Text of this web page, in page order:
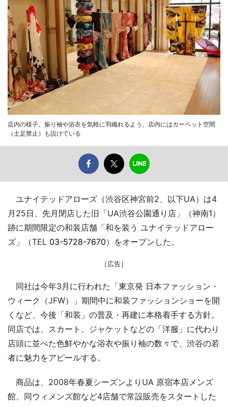
店内の様子。振り袖や浴衣を気軽に羽織れるよう、店内にはカーペット空間
（土足禁止）も設けている
ユナイテッドアローズ（渋谷区神宮前2、以下UA）は4
月25日、先月閉店した旧「UA渋谷公園通り店」（神南1）
跡に期間限定の和装店舗「和を装う ユナイテッドアロー
ズ」（TEL 03-5728-7670）をオープンした。
［広告］
同社は今年3月に行われた「東京発 日本ファッション・
ウィーク（JFW）」期間中に和装ファッションショーを開
くなど、今後「和装」の普及・再建に本格着手する方針。
同店では、スカート、ジャケットなどの「洋服」に代わり
店頭に並べた色鮮やかな浴衣や振り袖の数々で、渋谷の若
者に魅力をアピールする。
商品は、2008年春夏シーズンよりUA 原宿本店メンズ
館、同ウィメンズ館など4店舗で常設販売をスタートした